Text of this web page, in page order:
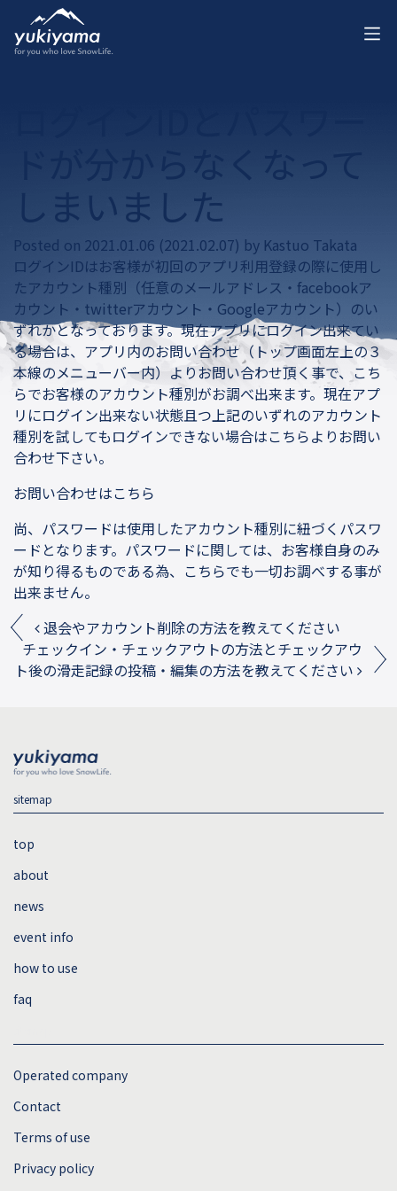
ドが分からなくなって
しまいました
Posted on 2021.01.06 (2021.02.07) by Kastuo Takata
ログインIDはお客様が初回のアプリ利用登録の際に使用し
たアカウント種別（任意のメールアドレス・facebookア
カウント・twitterアカウント・Googleアカウント）のい
ずれかとなっております。現在アプリにログイン出来てい
る場合は、アプリ内のお問い合わせ（トップ画面左上の３
本線のメニューバー内）よりお問い合わせ頂く事で、こち
らでお客様のアカウント種別がお調べ出来ます。 現在アプ
リにログイン出来ない状態且つ上記のいずれのアカウント
種別を試してもログインできない場合はこちらよりお問い
合わせ下さい。
お問い合わせはこちら
尚、パスワードは使用したアカウント種別に紐づくパスワ
ードとなります。パスワードに関しては、お客様自身のみ
が知り得るものである為、こちらでも一切お調べする事が
出来ません。
Post navigation
退会やアカウント削除の方法を教えてください
チェックイン・チェックアウトの方法とチェックアウ
ト後の滑走記録の投稿・編集の方法を教えてください
sitemap
top
about
news
event info
how to use
faq
Operated company
Contact
Terms of use
Privacy policy